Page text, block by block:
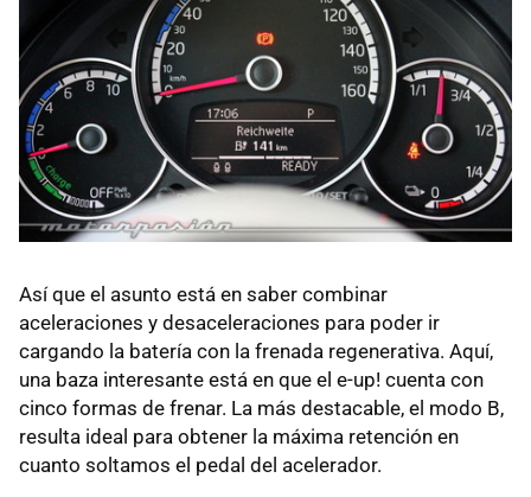
Así que el asunto está en saber combinar
aceleraciones y desaceleraciones para poder ir
cargando la batería con la frenada regenerativa. Aquí,
una baza interesante está en que el e-up! cuenta con
cinco formas de frenar. La más destacable, el modo B,
resulta ideal para obtener la máxima retención en
cuanto soltamos el pedal del acelerador.